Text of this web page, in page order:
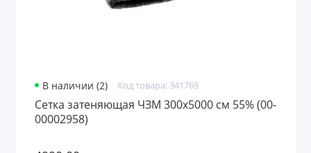
В наличии (2) Код товара: 341769
Сетка затеняющая ЧЗМ 300х5000 см 55% (00-
00002958)